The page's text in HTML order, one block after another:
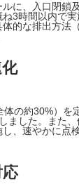
に、入口閉鎖
3時間以内で
的な排出方法
の約30%）を
ました。また
、速やかに点
応